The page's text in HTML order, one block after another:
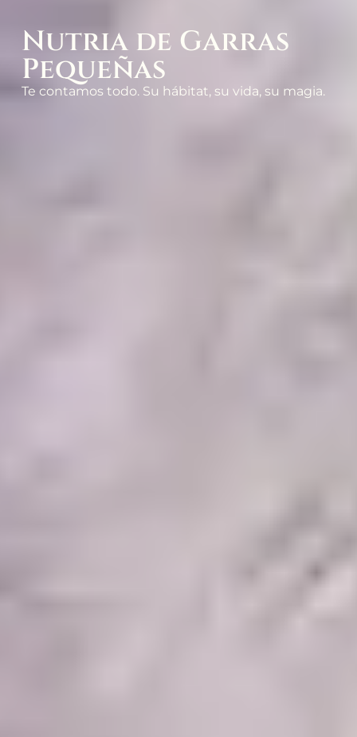
Nutria de Garras
Pequeñas
Te contamos todo. Su hábitat, su vida, su magia.